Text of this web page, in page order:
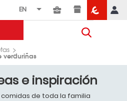
verduriñas
e inspiración
de toda la familia